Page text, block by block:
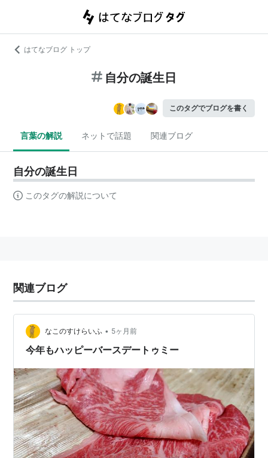
はてなブログ トップ
自分の誕生日
このタグでブログを書く
言葉の解説 ネットで話題 関連ブログ
自分の誕生日
このタグの解説について
関連ブログ
なこのすけらいふ • 5ヶ月前
今年もハッピーバースデートゥミー